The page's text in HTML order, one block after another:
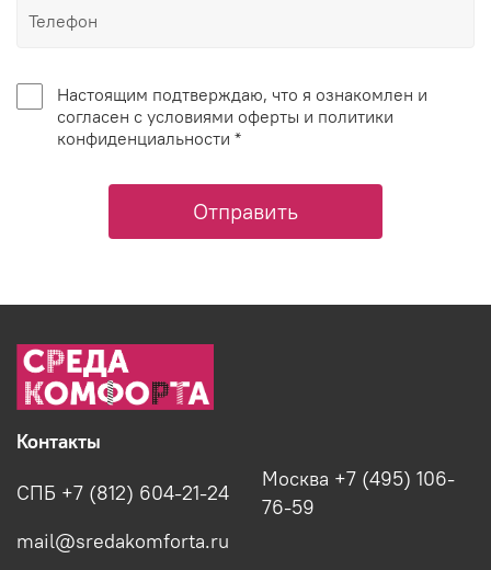
Настоящим подтверждаю, что я ознакомлен и
согласен с условиями оферты и политики
конфиденциальности *
Отправить
Контакты
СПБ +7 (812) 604-21-24
Москва +7 (495) 106-
76-59
mail@sredakomforta.ru